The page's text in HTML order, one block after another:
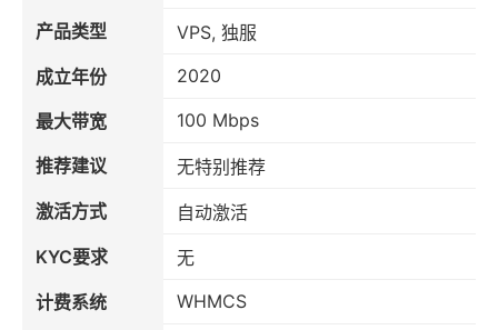
产品类型
VPS, 独服
成立年份
2020
最大带宽 100 Mbps
推荐建议
无特别推荐
激活方式
自动激活
KYC要求
无
计费系统
WHMCS